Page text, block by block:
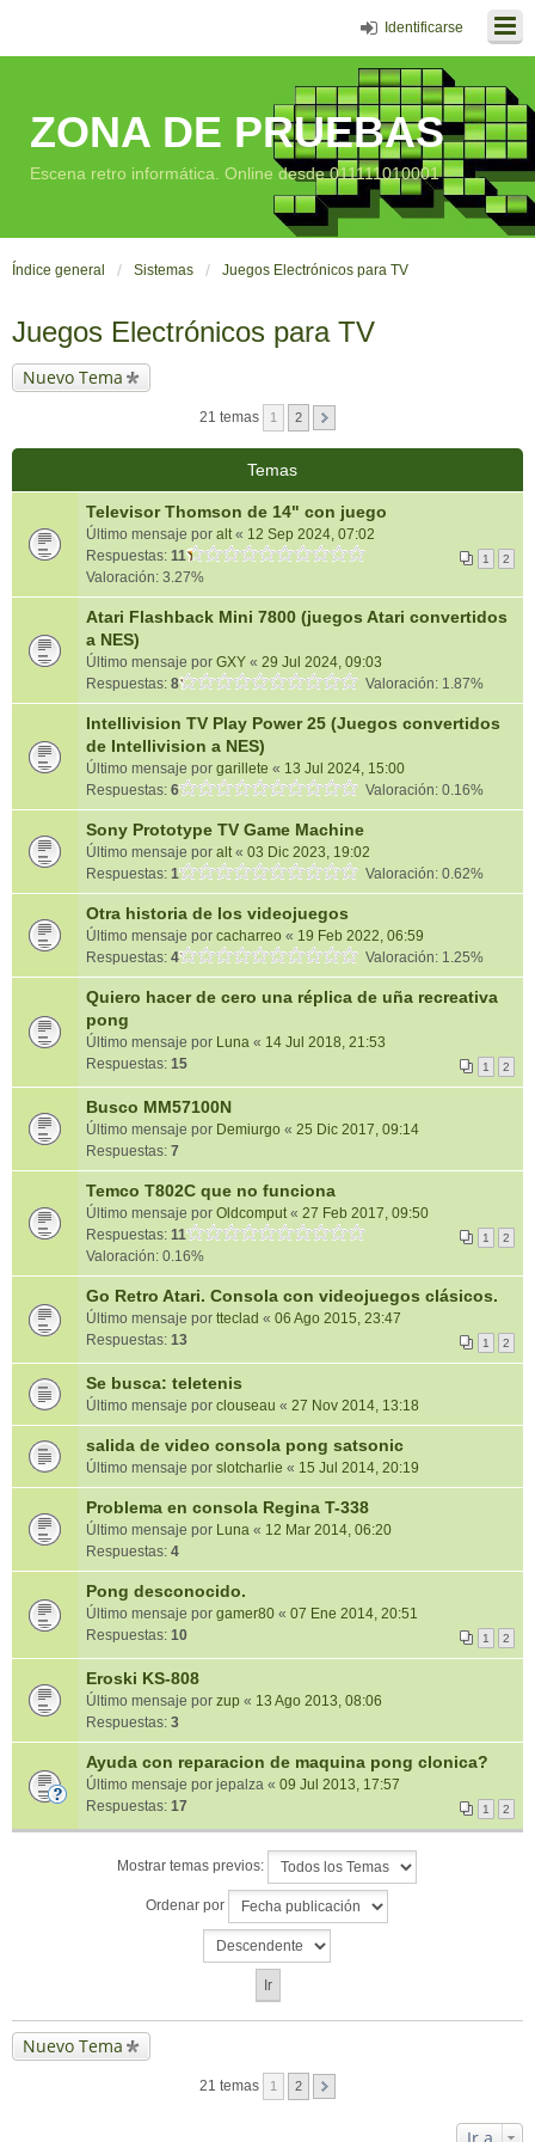
Identificarse
ZONA DE PRUEBAS
Escena retro informática. Online desde 011111010001
Índice general Sistemas Juegos Electrónicos para TV
Juegos Electrónicos para TV
Nuevo Tema
21 temas 1 2
Temas
Televisor Thomson de 14" con juego
Último mensaje por alt« 12 Sep 2024, 07:02
Respuestas: 11 1 2
Valoración: 3.27%
Atari Flashback Mini 7800 (juegos Atari convertidos
a NES)
Último mensaje por GXY « 29 Jul 2024, 09:03
Respuestas: 8 Valoración: 1.87%
Intellivision TV Play Power 25 (Juegos convertidos
de Intellivision a NES)
Último mensaje por garillete « 13 Jul 2024, 15:00
Respuestas: 6 Valoración: 0.16%
Sony Prototype TV Game Machine
Último mensaje por alt« 03 Dic 2023, 19:02
Respuestas: 1 Valoración: 0.62%
Otra historia de los videojuegos
Último mensaje por cacharreo « 19 Feb 2022, 06:59
Respuestas: 4 Valoración: 1.25%
Quiero hacer de cero una réplica de uña recreativa
pong
Último mensaje por Luna « 14 Jul 2018, 21:53
Respuestas: 15 1 2
Busco MM57100N
Último mensaje por Demiurgo « 25 Dic 2017, 09:14
Respuestas: 7
Temco T802C que no funciona
Último mensaje por Oldcomput« 27 Feb 2017, 09:50
Respuestas: 11 1 2
Valoración: 0.16%
Go Retro Atari. Consola con videojuegos clásicos.
Último mensaje por tteclad « 06 Ago 2015, 23:47
Respuestas: 13 1 2
Se busca: teletenis
Último mensaje por clouseau « 27 Nov 2014, 13:18
salida de video consola pong satsonic
Último mensaje por slotcharlie « 15 Jul 2014, 20:19
Problema en consola Regina T-338
Último mensaje por Luna « 12 Mar 2014, 06:20
Respuestas: 4
Pong desconocido.
Último mensaje por gamer80 « 07 Ene 2014, 20:51
Respuestas: 10 1 2
Eroski KS-808
Último mensaje por zup « 13 Ago 2013, 08:06
Respuestas: 3
Ayuda con reparacion de maquina pong clonica?
Último mensaje por jepalza « 09 Jul 2013, 17:57
Respuestas: 17 1 2
Mostrar temas previos:
Ordenar por
Nuevo Tema
21 temas 1 2